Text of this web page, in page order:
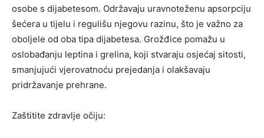
osobe s dijabetesom. Održavaju uravnoteženu apsorpciju
šećera u tijelu i regulišu njegovu razinu, što je važno za
oboljele od oba tipa dijabetesa. Grožđice pomažu u
oslobađanju leptina i grelina, koji stvaraju osjećaj sitosti,
smanjujući vjerovatnoću prejedanja i olakšavaju
pridržavanje prehrane.
Zaštitite zdravlje očiju: